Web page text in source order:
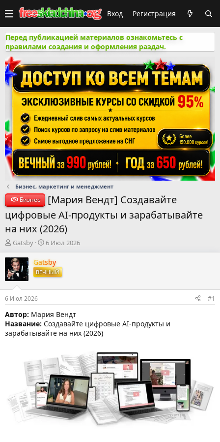
Вход Регистрация
Перед публикацией материалов ознакомьтесь с
правилами создания и оформления раздач.
Бизнес, маркетинг и менеджмент
Бизнес
[Мария Вендт] Cоздавайте
цифровые AI-продукты и зарабатывайте
на них (2026)
А
т
о
р
т
е
м
ы
Gatsby
Д
т
а
н
а
л
а
6 Июл 2026
Gatsby
ВЕЧНЫЙ
6 Июл 2026 #1
Автор: Мария Вендт
Название: Cоздавайте цифровые AI-продукты и
зарабатывайте на них (2026)